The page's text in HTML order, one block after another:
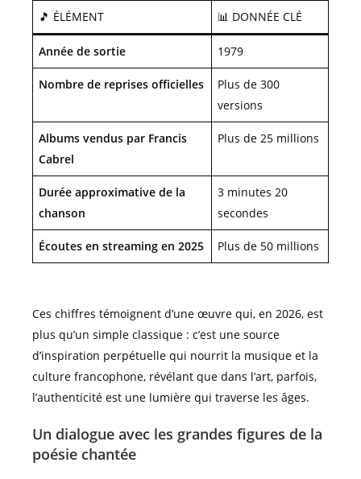
🎵 ÉLÉMENT 📊 DONNÉE CLÉ
Année de sortie 1979
Nombre de reprises officielles
Plus de 300
versions
Albums vendus par Francis
Cabrel
Plus de 25 millions
Durée approximative de la
chanson
3 minutes 20
secondes
Écoutes en streaming en 2025 Plus de 50 millions
Ces chiffres témoignent d’une œuvre qui, en 2026, est
plus qu’un simple classique : c’est une source
d’inspiration perpétuelle qui nourrit la musique et la
culture francophone, révélant que dans l’art, parfois,
l’authenticité est une lumière qui traverse les âges.
Un dialogue avec les grandes figures de la
poésie chantée